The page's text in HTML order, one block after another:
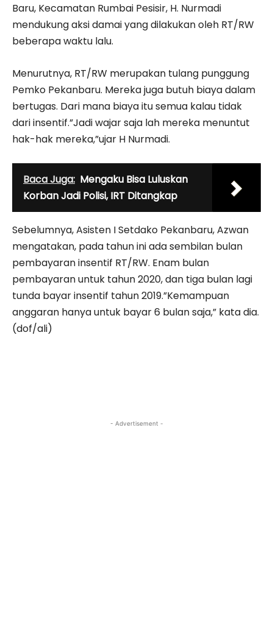
Baru, Kecamatan Rumbai Pesisir, H. Nurmadi
mendukung aksi damai yang dilakukan oleh RT/RW
beberapa waktu lalu.
Menurutnya, RT/RW merupakan tulang punggung
Pemko Pekanbaru. Mereka juga butuh biaya dalam
bertugas. Dari mana biaya itu semua kalau tidak
dari insentif.”Jadi wajar saja lah mereka menuntut
hak-hak mereka,”ujar H Nurmadi.
Baca Juga: Mengaku Bisa Luluskan
Korban Jadi Polisi, IRT Ditangkap
Sebelumnya, Asisten I Setdako Pekanbaru, Azwan
mengatakan, pada tahun ini ada sembilan bulan
pembayaran insentif RT/RW. Enam bulan
pembayaran untuk tahun 2020, dan tiga bulan lagi
tunda bayar insentif tahun 2019.”Kemampuan
anggaran hanya untuk bayar 6 bulan saja,” kata dia.
(dof/ali)
- Advertisement -